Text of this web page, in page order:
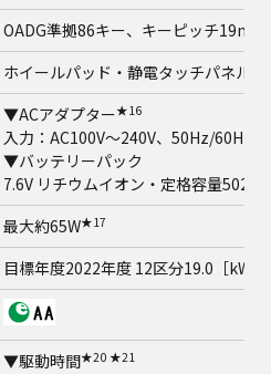
OADG準拠86キー、キーピッチ
ホイールパッド・静電タッチパネル
▼ACアダプター★16
入力：AC100V～240V、50Hz/60Hz
▼バッテリーパック
7.6V リチウムイオン・定格容量
最大約65W★17
目標年度2022年度 12区分19.0［kWh/
▼駆動時間★20 ★21